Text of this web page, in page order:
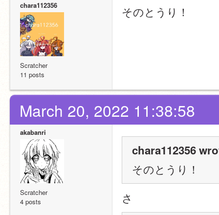
chara112356
Scratcher
11 posts
そのとうり！
March 20, 2022 11:38:58
akabanri
Scratcher
4 posts
chara112356
そのとうり！
さ